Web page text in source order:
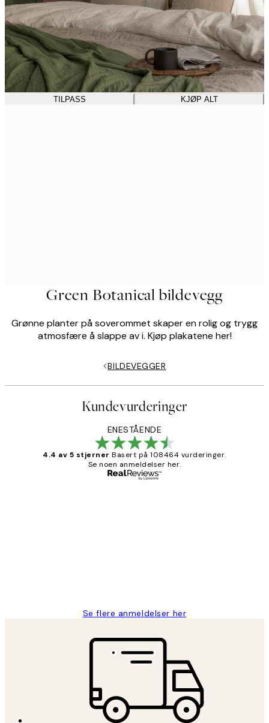
TILPASS KJØP ALT
Green Botanical bildevegg
Grønne planter på soverommet skaper en rolig og trygg
atmosfære å slappe av i. Kjøp plakatene her!
BILDEVEGGER
Kundevurderinger
ENESTÅENDE
4.4 av 5 stjerner Basert på 108464 vurderinger.
Se noen anmeldelser her.
Se flere anmeldelser her